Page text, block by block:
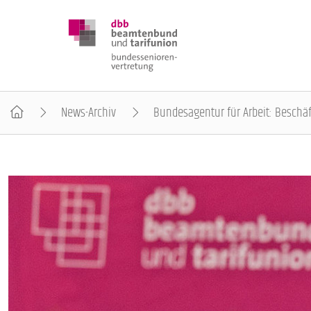
POSITIONEN
VERANSTALTUNGEN
News-Archiv Bundesagentur für Arbeit: